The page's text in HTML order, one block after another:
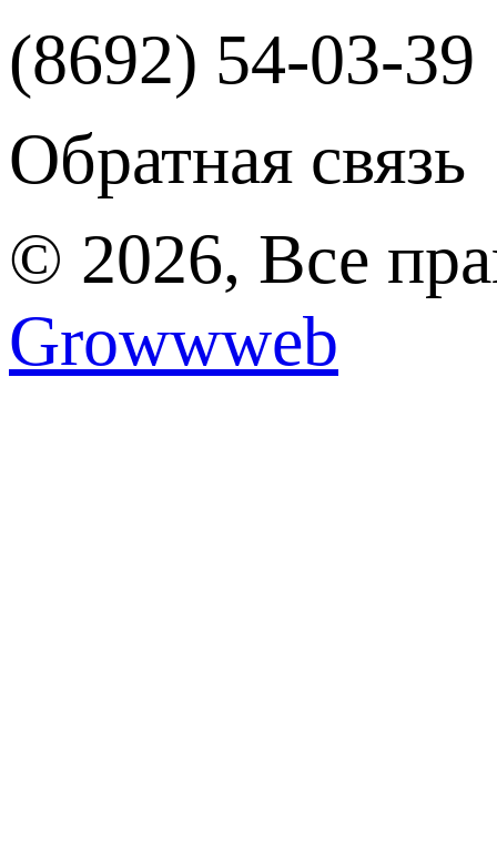
(8692) 54-03-39
Обратная связь
© 2026, Все
Growwweb